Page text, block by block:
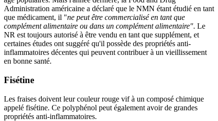
Administration américaine a déclaré que le NMN étant étudié en tant
que médicament, il "ne peut être commercialisé en tant que
complément alimentaire ou dans un complément alimentaire". Le
NR est toujours autorisé à être vendu en tant que supplément, et
certaines études ont suggéré qu'il possède des propriétés anti-
inflammatoires décentes qui peuvent contribuer à un vieillissement
en bonne santé.
Fisétine
Les fraises doivent leur couleur rouge vif à un composé chimique
appelé fisétine. Ce polyphénol peut également avoir de grandes
propriétés anti-inflammatoires.